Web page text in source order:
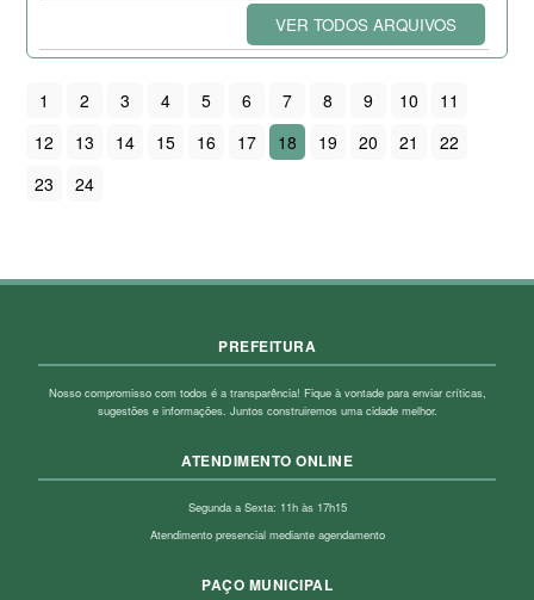
VER TODOS ARQUIVOS
1 2 3 4 5 6 7 8 9 10
11
12
13 14 15 16 17 18 19 20 21
22
23
24
PREFEITURA
Nosso compromisso com todos é a transparência! Fique à vontade para enviar críticas,
sugestões e informações. Juntos construiremos uma cidade melhor.
ATENDIMENTO ONLINE
Segunda a Sexta: 11h às 17h15
Atendimento presencial mediante agendamento
PAÇO MUNICIPAL